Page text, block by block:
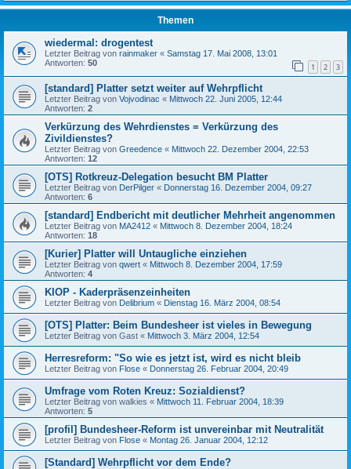
Themen
wiedermal: drogentest
Letzter Beitrag von rainmaker « Samstag 17. Mai 2008, 13:01
Antworten: 50 1 2 3
[standard] Platter setzt weiter auf Wehrpflicht
Letzter Beitrag von Vojvodinac « Mittwoch 22. Juni 2005, 12:44
Antworten: 2
Verkürzung des Wehrdienstes = Verkürzung des
Zivildienstes?
Letzter Beitrag von Greedence « Mittwoch 22. Dezember 2004, 22:53
Antworten: 12
[OTS] Rotkreuz-Delegation besucht BM Platter
Letzter Beitrag von DerPilger « Donnerstag 16. Dezember 2004, 09:27
Antworten: 6
[standard] Endbericht mit deutlicher Mehrheit angenommen
Letzter Beitrag von MA2412 « Mittwoch 8. Dezember 2004, 18:24
Antworten: 18
[Kurier] Platter will Untaugliche einziehen
Letzter Beitrag von qwert « Mittwoch 8. Dezember 2004, 17:59
Antworten: 4
KIOP - Kaderpräsenzeinheiten
Letzter Beitrag von Delibrium « Dienstag 16. März 2004, 08:54
[OTS] Platter: Beim Bundesheer ist vieles in Bewegung
Letzter Beitrag von Gast « Mittwoch 3. März 2004, 12:54
Herresreform: "So wie es jetzt ist, wird es nicht bleib
Letzter Beitrag von Flose « Donnerstag 26. Februar 2004, 20:49
Umfrage vom Roten Kreuz: Sozialdienst?
Letzter Beitrag von walkies « Mittwoch 11. Februar 2004, 18:39
Antworten: 5
[profil] Bundesheer-Reform ist unvereinbar mit Neutralität
Letzter Beitrag von Flose « Montag 26. Januar 2004, 12:12
[Standard] Wehrpflicht vor dem Ende?